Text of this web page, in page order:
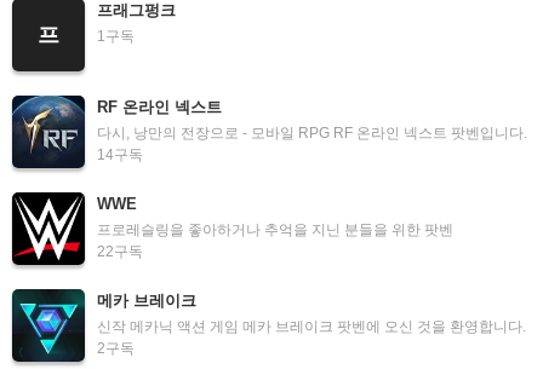
프
프래그펑크
1구독
RF 온라인 넥스트
다시, 낭만의 전장으로 - 모바일 RPG RF 온라인 넥스트 팟벤입니다.
14구독
WWE
프로레슬링을 좋아하거나 추억을 지닌 분들을 위한 팟벤
22구독
메카 브레이크
신작 메카닉 액션 게임 메카 브레이크 팟벤에 오신 것을 환영합니다.
2구독